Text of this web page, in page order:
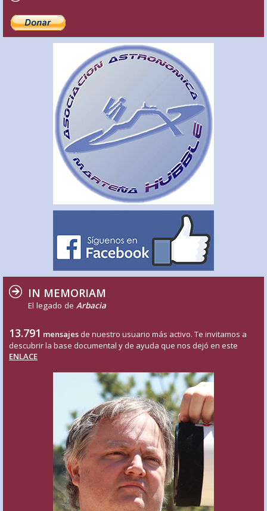
IN MEMORIAM
El legado de Arbacia
13.791 mensajes de nuestro usuario más activo. Te invitamos a
descubrir la base documental y de ayuda que nos dejó en este
ENLACE